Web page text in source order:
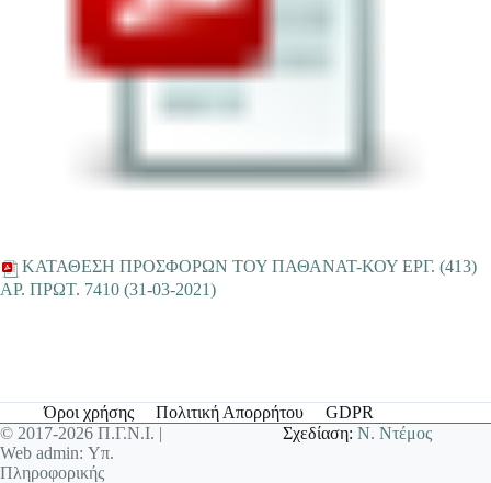
ΚΑΤΑΘΕΣΗ ΠΡΟΣΦΟΡΩΝ ΤΟΥ ΠΑΘΑΝΑΤ-ΚΟΥ ΕΡΓ. (413)
ΑΡ. ΠΡΩΤ. 7410 (31-03-2021)
Όροι χρήσης Πολιτική Απορρήτου
GDPR
© 2017-2026 Π.Γ.Ν.Ι. |
Web admin: Υπ.
Πληροφορικής
Σχεδίαση:Ν. Ντέμος